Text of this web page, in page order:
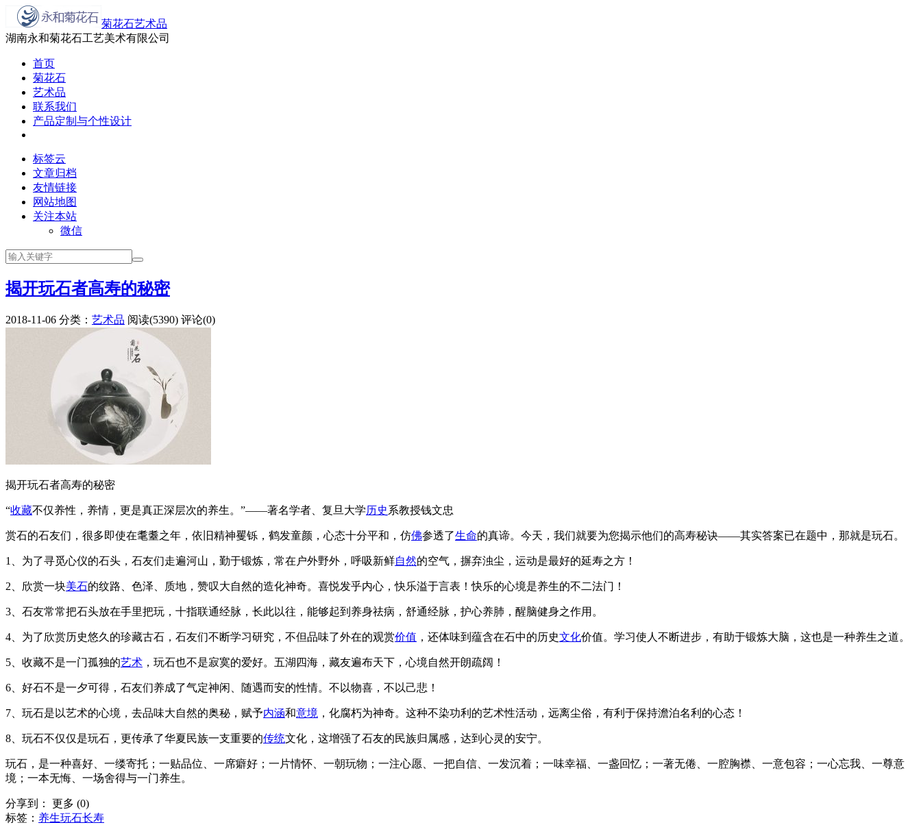
菊花石艺术品
湖南永和菊花石工艺美术有限公司
首页
菊花石
艺术品
联系我们
产品定制与个性设计
标签云
文章归档
友情链接
网站地图
关注本站
微信
揭开玩石者高寿的秘密
2018-11-06 分类： 艺术品 阅读(5390) 评论(0)
揭开玩石者高寿的秘密
“收藏不仅养性，养情，更是真正深层次的养生。”——著名学者、复旦大学历史系教授钱文忠
赏石的石友们，很多即使在耄耋之年，依旧精神矍铄，鹤发童颜，心态十分平和，仿佛参透了生命的真谛。今天，我们就要为您揭示他们的高寿秘诀——其实答案已在题中，那就是玩石。
1、为了寻觅心仪的石头，石友们走遍河山，勤于锻炼，常在户外野外，呼吸新鲜自然的空气，摒弃浊尘，运动是最好的延寿之方！
2、欣赏一块美石的纹路、色泽、质地，赞叹大自然的造化神奇。喜悦发乎内心，快乐溢于言表！快乐的心境是养生的不二法门！
3、石友常常把石头放在手里把玩，十指联通经脉，长此以往，能够起到养身祛病，舒通经脉，护心养肺，醒脑健身之作用。
4、为了欣赏历史悠久的珍藏古石，石友们不断学习研究，不但品味了外在的观赏价值 ，还体味到蕴含在石中的历史文化价值。学习使人不断进步，有助于锻炼大脑，这也是一种养生之道。
5、收藏不是一门孤独的艺术 ，玩石也不是寂寞的爱好。五湖四海，藏友遍布天下，心境自然开朗疏阔！
6、好石不是一夕可得，石友们养成了气定神闲、随遇而安的性情。不以物喜，不以己悲！
7、玩石是以艺术的心境，去品味大自然的奥秘，赋予内涵和意境 ，化腐朽为神奇。这种不染功利的艺术性活动，远离尘俗，有利于保持澹泊名利的心态！
8、玩石不仅仅是玩石，更传承了华夏民族一支重要的传统文化，这增强了石友的民族归属感，达到心灵的安宁。
玩石，是一种喜好、一缕寄托；一贴品位、一席癖好；一片情怀、一朝玩物；一注心愿、一把自信、一发沉着；一味幸福、一盏回忆；一著无倦、一腔胸襟、一意包容；一心忘我、一尊意
境；一本无悔、一场舍得与一门养生。
分享到： 更多 (0)
标签： 养生玩石长寿